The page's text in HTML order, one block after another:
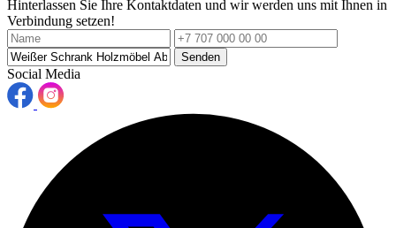
Hinterlassen Sie Ihre Kontaktdaten und wir werden uns mit Ihnen in
Verbindung setzen!
Senden
Social Media